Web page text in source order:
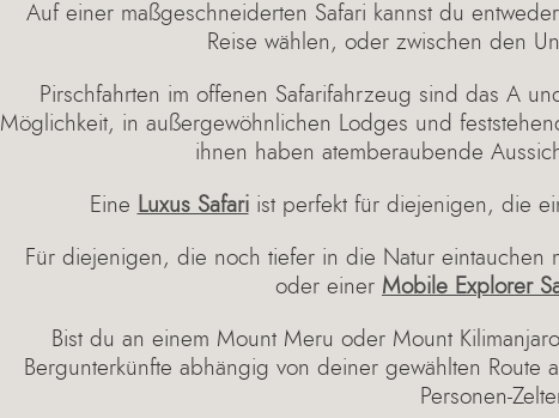
Auf einer maßgeschneiderten Safari kannst du
Reise wählen, oder zwischen den
Pirschfahrten im offenen Safarifahrzeug sind das A
Möglichkeit, in außergewöhnlichen Lodges und
ihnen haben atemberaubende
Eine Luxus Safariist perfekt für diejenigen, die
Für diejenigen, die noch tiefer in die Natur eintauchen
oder einer Mobile Explorer
Bist du an einem Mount Meru oder Mount Kilimanjaro
Bergunterkünfte abhängig von deiner gewählten Route
Personen-